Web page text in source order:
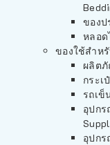
ของป
หลอด
ของใช้สำห
ผลิต
กระเ
รถเข็
อุปก
อุปกร